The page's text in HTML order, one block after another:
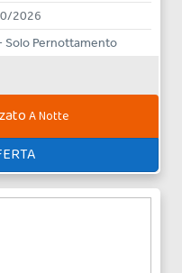
2026
Solo Pernottamento
A Notte